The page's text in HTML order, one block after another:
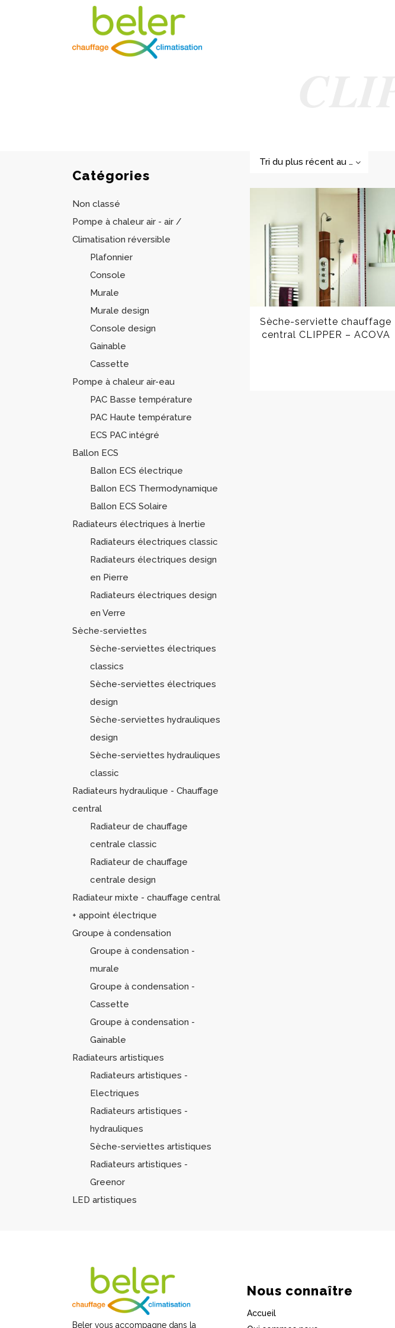
Catégories
Non classé
Pompe à chaleur air - air /
Climatisation réversible
Plafonnier
Console
Murale
Murale design
Console design
Gainable
Cassette
Pompe à chaleur air-eau
PAC Basse température
PAC Haute température
ECS PAC intégré
Ballon ECS
Ballon ECS électrique
Ballon ECS Thermodynamique
Ballon ECS Solaire
Radiateurs électriques à Inertie
Radiateurs électriques classic
Radiateurs électriques design
en Pierre
Radiateurs électriques design
en Verre
Sèche-serviettes
Sèche-serviettes électriques
classics
Sèche-serviettes électriques
design
Sèche-serviettes hydrauliques
design
Sèche-serviettes hydrauliques
classic
Radiateurs hydraulique - Chauffage
central
Radiateur de chauffage
centrale classic
Radiateur de chauffage
centrale design
Radiateur mixte - chauffage central
+ appoint électrique
Groupe à condensation
Groupe à condensation -
murale
Groupe à condensation -
Cassette
Groupe à condensation -
Gainable
Radiateurs artistiques
Radiateurs artistiques -
Electriques
Radiateurs artistiques -
hydrauliques
Sèche-serviettes artistiques
Radiateurs artistiques -
Greenor
LED artistiques
Tri du plus récent au plus ancien
Sèche-serviette chauffage
central CLIPPER – ACOVA
Beler vous accompagne dans la
Nous connaître
Accueil